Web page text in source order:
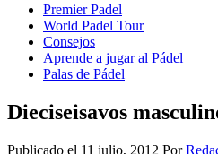
Premier Padel
World Padel Tour
Consejos
Aprende a jugar al Pádel
Palas de Pádel
Dieciseisavos
Publicado el 11 julio, 2012 Por